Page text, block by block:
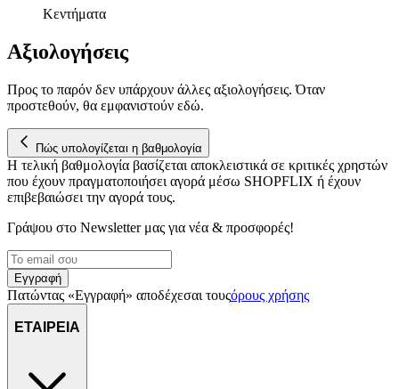
μας επεξεργαζόμαστε προσωπικά σας δεδομένα, π.χ. τη
για να αποθηκεύουμε και να έχουμε πρόσβαση σε πληροφορίες
στη συσκευή σας, με σκοπό την προβολή εξατομικευμένων
διαφημίσεων και περιεχομένου, τις μετρήσεις σχετικά με
διαφημίσεις και περιεχόμενο, την καλύτερη εικόνα του κοινού
πληροφορίες σχετικά με την από μέρους σας χρήση της
τοποθεσίας μας στους συνεργάτες μέσων κοινωνικής
δικτύωσης, διαφημίσεων και ανάλυσης.
Κεντήματα
Αξιολογήσεις
Προς το παρόν δεν υπάρχουν άλλες αξιολογήσεις. Όταν
προστεθούν, θα εμφανιστούν εδώ.
Πώς υπολογίζεται η βαθμολογία
Η τελική βαθμολογία βασίζεται αποκλειστικά σε κριτικές χρηστών
που έχουν πραγματοποιήσει αγορά μέσω SHOPFLIX ή έχουν
επιβεβαιώσει την αγορά τους.
Γράψου στο Νewsletter μας για νέα & προσφορές!
Εγγραφή
Πατώντας «Εγγραφή» αποδέχεσαι τουςόρους χρήσης
ΕΤΑΙΡΕΙΑ